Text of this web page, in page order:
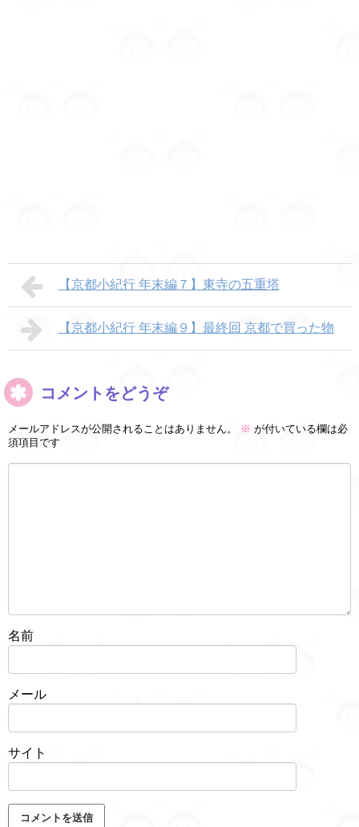
【京都小紀行 年末編７】東寺の五重塔
【京都小紀行 年末編９】最終回 京都で買った物
コメントをどうぞ
メールアドレスが公開されることはありません。 ※ が付いている欄は必
須項目です
名前
メール
サイト